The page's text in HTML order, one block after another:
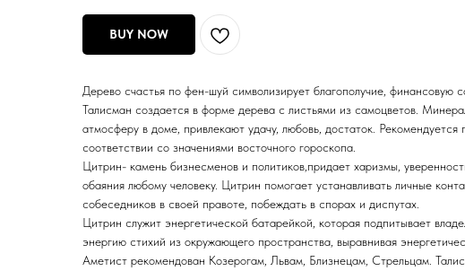
BUY NOW
Дерево счастья по фен-шуй символизирует благополучие, финансовую
Талисман создается в форме дерева с листьями из самоцветов.
атмосферу в доме, привлекают удачу, любовь, достаток. Рекомендуется
соответствии со значениями восточного гороскопа.
Цитрин- камень бизнесменов и политиков,придает харизмы,
обаяния любому человеку. Цитрин помогает устанавливать личные
собеседников в своей правоте, побеждать в спорах и диспутах.
Цитрин служит энергетической батарейкой, которая подпитывает
энергию стихий из окружающего пространства, выравнивая
Аметист рекомендован Козерогам, Львам, Близнецам, Стрельцам.